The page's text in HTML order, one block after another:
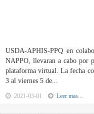
USDA-APHIS-PPQ en
NAPPO, llevaran a cabo por
plataforma virtual. La fecha
3 al viernes 5 de...
2021-03-01 Leer mas...